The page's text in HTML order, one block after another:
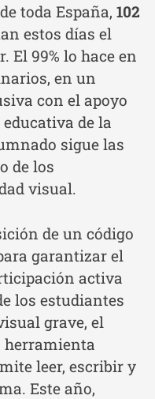
toda España, 102
estos días el
El 99% lo hace en
en un
con el apoyo
de la
sigue las
de los
visual.
de un código
garantizar el
activa
los estudiantes
grave, el
herramienta
leer, escribir y
Este año,